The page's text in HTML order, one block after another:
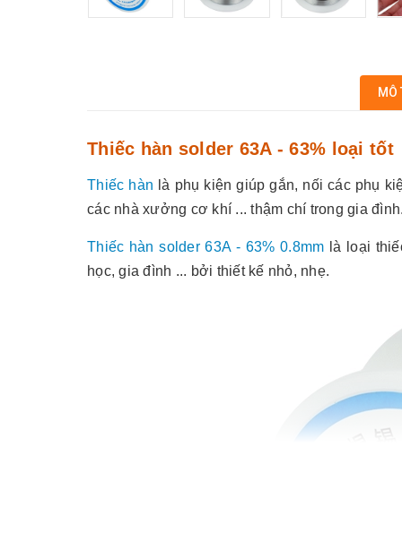
MÔ
Thiếc hàn solder 63A - 63% loại tốt
Thiếc hàn là phụ kiện giúp gắn, nối các phụ
các nhà xưởng cơ khí ... thậm chí trong gia đình.
Thiếc hàn solder 63A - 63% 0.8mm là loại
học, gia đình ... bởi thiết kế nhỏ, nhẹ.